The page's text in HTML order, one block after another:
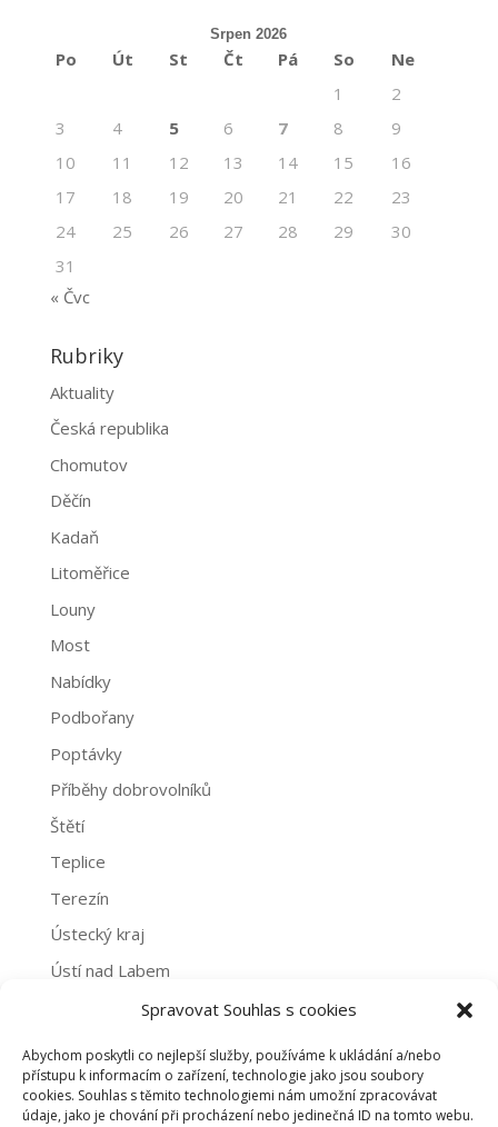
Spravovat Souhlas s cookies
Abychom poskytli co nejlepší služby, používáme k ukládání a/nebo
přístupu k informacím o zařízení, technologie jako jsou soubory
cookies. Souhlas s těmito technologiemi nám umožní zpracovávat
údaje, jako je chování při procházení nebo jedinečná ID na tomto webu.
Srpen 2026
Po Út St Čt Pá So
Ne
1
2
3
4 5 6 7 8
9
10
11 12 13 14 15
16
17
18 19 20 21 22
23
24
25 26 27 28 29
30
31
« Čvc
Rubriky
Aktuality
Česká republika
Chomutov
Děčín
Kadaň
Litoměřice
Louny
Most
Nabídky
Podbořany
Poptávky
Příběhy dobrovolníků
Štětí
Teplice
Terezín
Ústecký kraj
Ústí nad Labem
Archivy
Archivy